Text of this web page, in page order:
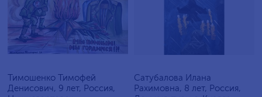
Тимошенко Тимофей
Денисович, 9 лет, Россия,
Сатубалова Илана
Рахимовна, 8 лет, Россия,